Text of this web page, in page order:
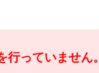
行っていません。